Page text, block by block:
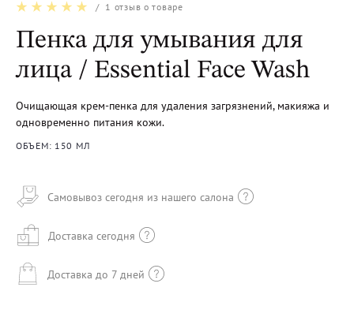
/ 1 отзыв о товаре
Пенка для умывания для
лица / Essential Face Wash
Очищающая крем-пенка для удаления загрязнений, макияжа и
одновременно питания кожи.
ОБЪЕМ: 150 МЛ
Самовывоз сегодня из нашего салона
Доставка сегодня
Доставка до 7 дней